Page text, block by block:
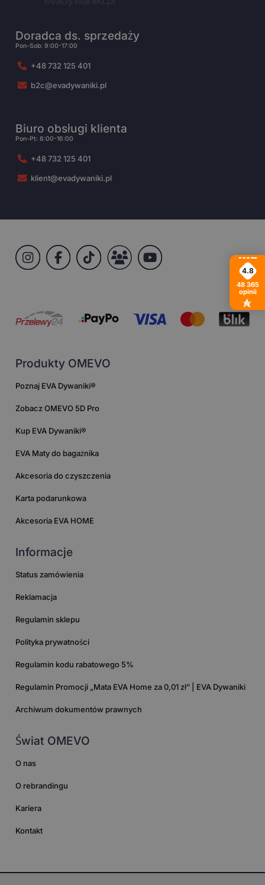
Doradca ds. sprzedaży
Pon-Sob: 9:00-17:00
+48 732 125 401
b2c@evadywaniki.pl
Biuro obsługi klienta
Pon-Pt: 8:00-16:00
+48 732 125 401
klient@evadywaniki.pl
Produkty OMEVO
Poznaj EVA Dywaniki®
Zobacz OMEVO 5D Pro
Kup EVA Dywaniki®
EVA Maty do bagażnika
Akcesoria do czyszczenia
Karta podarunkowa
Akcesoria EVA HOME
Informacje
Status zamówienia
Reklamacja
Regulamin sklepu
Polityka prywatności
Regulamin kodu rabatowego 5%
Regulamin Promocji „Mata EVA Home za 0,01 zł” | EVA Dywaniki
Archiwum dokumentów prawnych
Świat OMEVO
O nas
O rebrandingu
Kariera
Kontakt
4.8
48 365
opinii